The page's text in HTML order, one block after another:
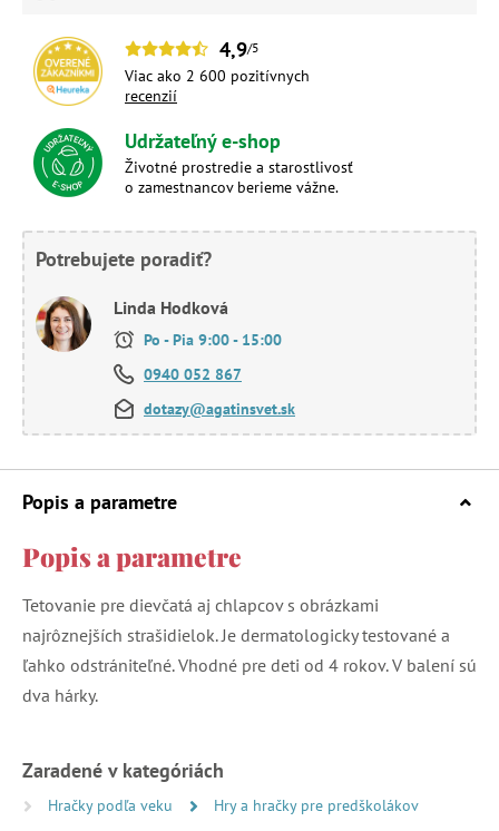
4,9/5
Viac ako 2 600 pozitívnych
recenzií
Udržateľný e-shop
Životné prostredie a starostlivosť
o zamestnancov berieme vážne.
Potrebujete poradiť?
Linda Hodková
Po - Pia 9:00 - 15:00
0940 052 867
dotazy@agatinsvet.sk
Popis a parametre
Popis a parametre
Tetovanie pre dievčatá aj chlapcov s obrázkami
najrôznejších strašidielok. Je dermatologicky testované a
ľahko odstrániteľné. Vhodné pre deti od 4 rokov. V balení sú
dva hárky.
Zaradené v kategóriách
Hračky podľa veku
Hry a hračky pre predškolákov